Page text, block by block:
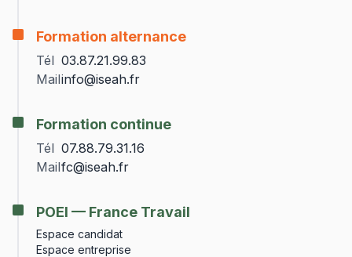
Formation alternance
Tél 03.87.21.99.83
Mailinfo@iseah.fr
Formation continue
Tél 07.88.79.31.16
Mailfc@iseah.fr
POEI — France Travail
Espace candidat
Espace entreprise